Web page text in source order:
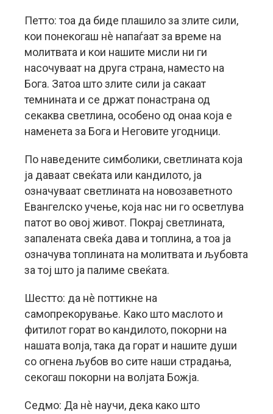
Петто: тоа да биде плашило за злите сили,
кои понекогаш нè напаѓаат за време на
молитвата и кои нашите мисли ни ги
насочуваат на друга страна, наместо на
Бога. Затоа што злите сили ја сакаат
темнината и се држат понастрана од
секаква светлина, особено од онаа која е
наменета за Бога и Неговите угодници.
По наведените симболики, светлината која
ја даваат свеќата или кандилото, ја
означуваат светлината на новозаветното
Евангелско учење, која нас ни го осветлува
патот во овој живот. Покрај светлината,
запалената свеќа дава и топлина, а тоа ја
означува топлината на молитвата и љубовта
за тој што ја палиме свеќата.
Шестто: да нè поттикне на
самопрекорување. Како што маслото и
фитилот горат во кандилото, покорни на
нашата волја, така да горат и нашите души
со огнена љубов во сите наши страдања,
секогаш покорни на волјата Божја.
Седмо: Да нè научи, дека како што